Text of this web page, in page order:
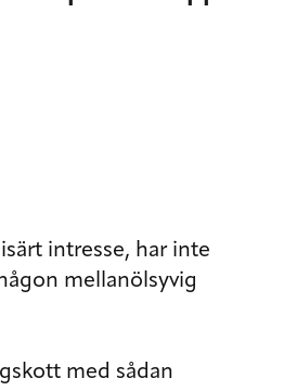
intresse, har inte
mellanölsyvig
med sådan